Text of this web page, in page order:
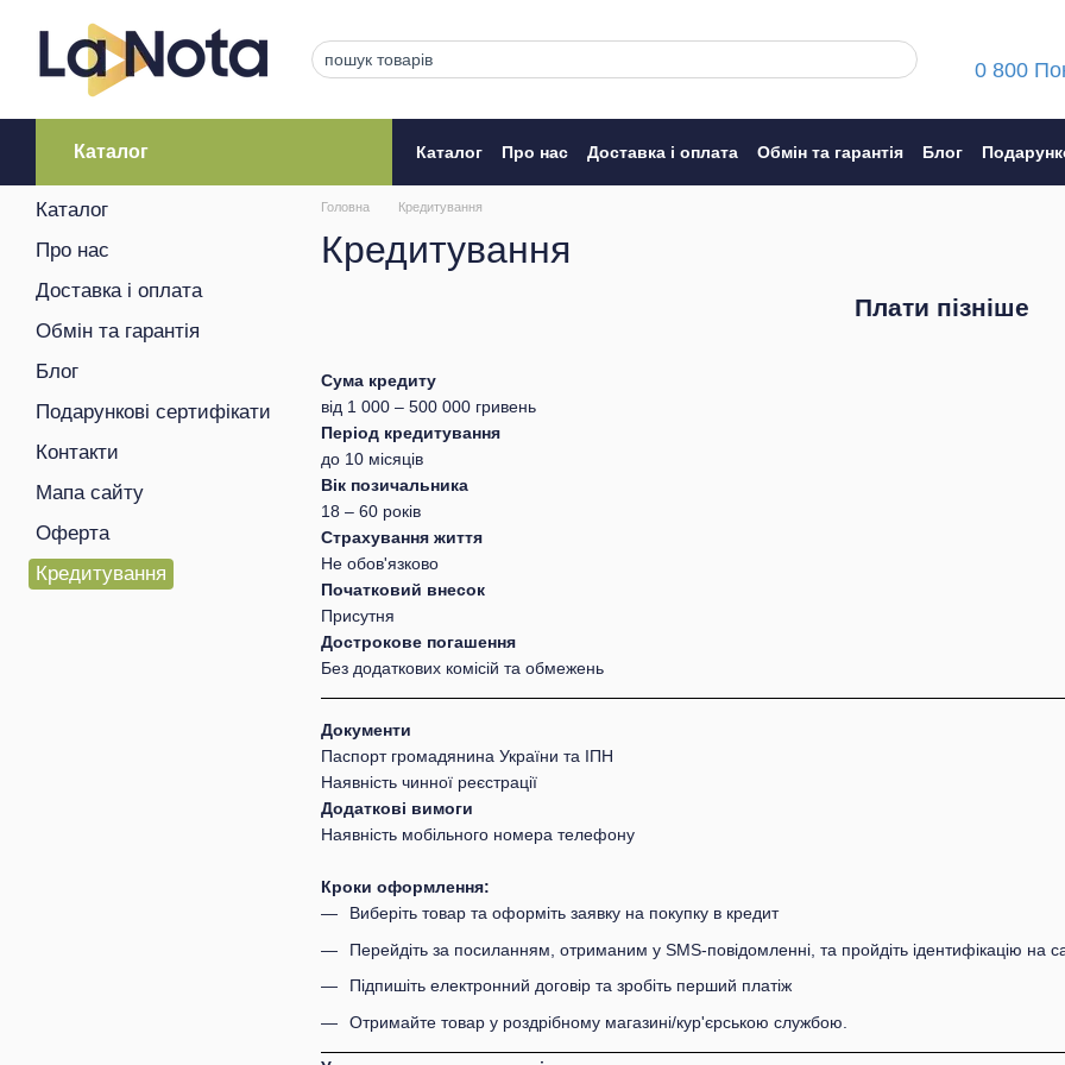
0 800
Каталог Каталог Про нас Доставка і оплата Обмін та гарантія Блог
Головна Кредитування
Кредитування
Плати пізніше
Сума кредиту
від 1 000 – 500 000 гривень
Період кредитування
до 10 місяців
Вік позичальника
18 – 60 років
Страхування життя
Не обов'язково
Початковий внесок
Присутня
Дострокове погашення
Без додаткових комісій та обмежень
Документи
Паспорт громадянина України та ІПН
Наявність чинної реєстрації
Додаткові вимоги
Наявність мобільного номера телефону
Кроки оформлення:
Виберіть товар та оформіть заявку на покупку в кредит
Перейдіть за посиланням, отриманим у SMS-повідомленні, та пройдіть ідентифікацію на
Підпишіть електронний договір та зробіть перший платіж
Отримайте товар у роздрібному магазині/кур'єрською службою.
Каталог
Про нас
Доставка і оплата
Обмін та гарантія
Блог
Подарункові сертифікати
Контакти
Мапа сайту
Оферта
Кредитування